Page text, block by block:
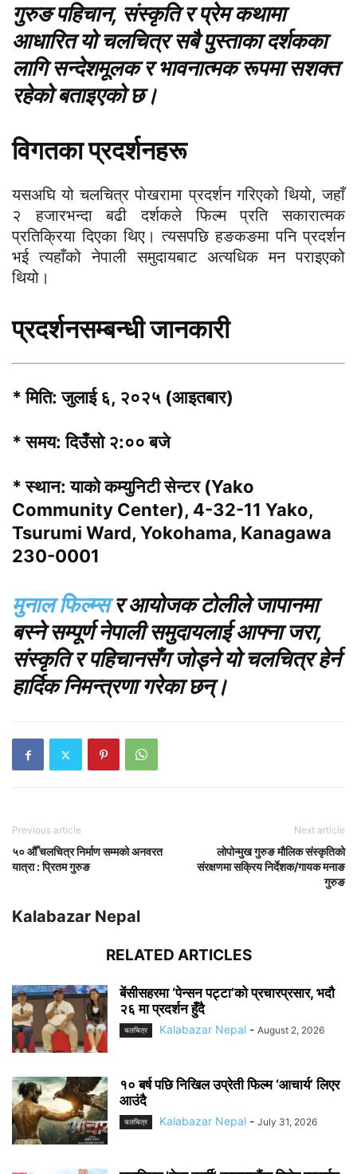
गुरुङ पहिचान, संस्कृति र प्रेम कथामा
आधारित यो चलचित्र सबै पुस्ताका दर्शकका
लागि सन्देशमूलक र भावनात्मक रूपमा सशक्त
रहेको बताइएको छ।
विगतका प्रदर्शनहरू
यसअघि यो चलचित्र पोखरामा प्रदर्शन गरिएको थियो, जहाँ
२ हजारभन्दा बढी दर्शकले फिल्म प्रति सकारात्मक
प्रतिक्रिया दिएका थिए। त्यसपछि हङकङमा पनि प्रदर्शन
भई त्यहाँको नेपाली समुदायबाट अत्यधिक मन पराइएको
थियो।
प्रदर्शनसम्बन्धी जानकारी
* मिति: जुलाई ६, २०२५ (आइतबार)
* समय: दिउँसो २:०० बजे
* स्थान: याको कम्युनिटी सेन्टर (Yako
Community Center), 4-32-11 Yako,
Tsurumi Ward, Yokohama, Kanagawa
230-0001
मुनाल फिल्म्सर आयोजक टोलीले जापानमा
बस्ने सम्पूर्ण नेपाली समुदायलाई आफ्ना जरा,
संस्कृति र पहिचानसँग जोड्ने यो चलचित्र हेर्न
हार्दिक निमन्त्रणा गरेका छन्।
Previous article
५० औँ चलचित्र निर्माण सम्मको अनवरत
यात्रा : प्रितम गुरुङ
Next article
लोपोन्मुख गुरुङ मौलिक संस्कृतिको
संरक्षणमा सक्रिय निर्देशक/गायक मनाङ
गुरुङ
Kalabazar Nepal
RELATED ARTICLES
बेंसीसहरमा ‘पेन्सन पट्टा’को प्रचारप्रसार, भदौ
२६ मा प्रदर्शन हुँदै
चलचित्र Kalabazar Nepal - August 2, 2026
१० बर्ष पछि निखिल उप्रेती फिल्म ‘आचार्य’ लिएर
आउंदै
चलचित्र Kalabazar Nepal - July 31, 2026